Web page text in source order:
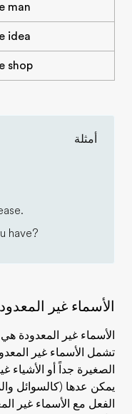
man
idea
shop
أمثلة
have?
الأسماء غير
الأسماء غير المعدودة هي
تشمل الأسماء غير
الصغيرة جداً أو الأشياء
يمكن عدها (كالسوائل
الفعل مع الأسماء غير